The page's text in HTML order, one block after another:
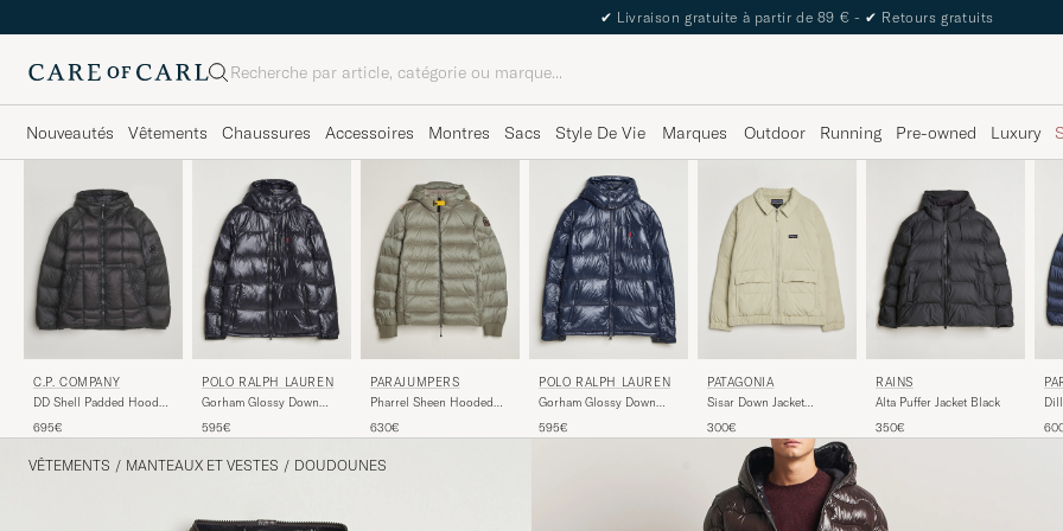
The Care of Carl Passport
Rechercher
Nouveautés Vêtements Chaussures Accessoires Montres Sacs Style De Vie Marques Outdoor Running Pre-owned Luxury
C.P. COMPANY
DD Shell Padded Hood
695€
POLO RALPH LAUREN
Gorham Glossy Down
595€
PARAJUMPERS
Pharrel Sheen Hooded
630€
POLO RALPH LAUREN
Gorham Glossy Down
595€
PATAGONIA
Sisar Down Jacket
300€
RAINS
Alta Puffer Jacket Black
350€
VÊTEMENTS / MANTEAUX ET VESTES / DOUDOUNES